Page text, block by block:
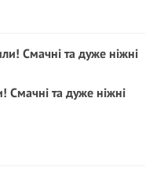
Смачні та дуже ніжні